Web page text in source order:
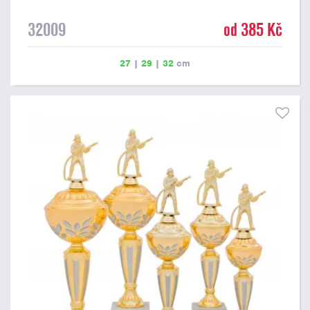
32009 od 385 Kč
27 | 29 | 32 cm